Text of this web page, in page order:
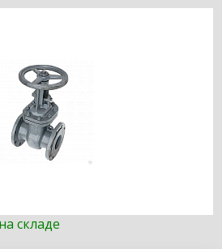
складе